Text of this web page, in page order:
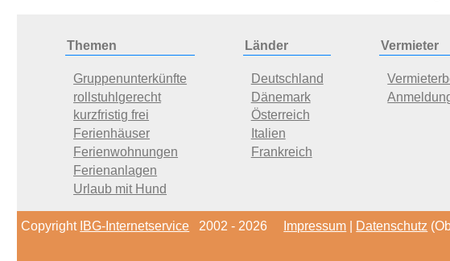
Themen
Gruppenunterkünfte
rollstuhlgerecht
kurzfristig frei
Ferienhäuser
Ferienwohnungen
Ferienanlagen
Urlaub mit Hund
Länder
Deutschland
Dänemark
Österreich
Italien
Frankreich
Vermieter
Copyright IBG-Internetservice 2002 - 2026 Impressum Datenschutz